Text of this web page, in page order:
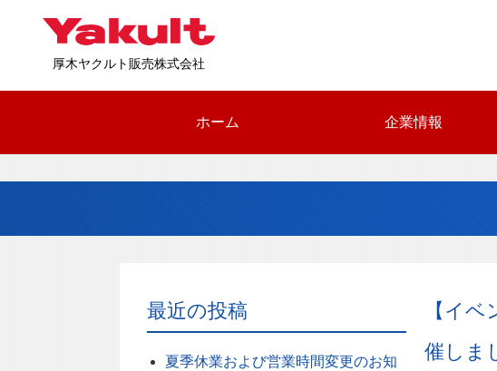
厚木ヤクルト販売株式会社
ホーム 企業情報
【イ
催しま
最近の投稿
夏季休業および営業時間変更のお知